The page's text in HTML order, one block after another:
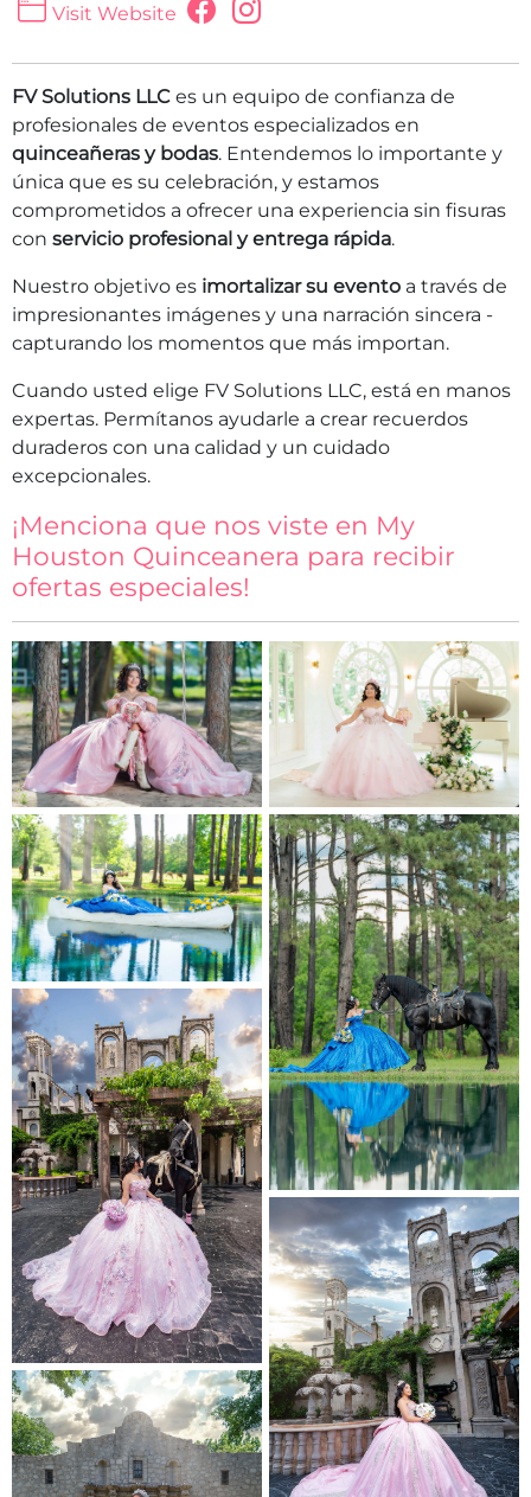
Visit Website
FV Solutions LLC es un equipo de confianza de
profesionales de eventos especializados en
quinceañeras y bodas. Entendemos lo importante y
única que es su celebración, y estamos
comprometidos a ofrecer una experiencia sin fisuras
con servicio profesional y entrega rápida.
Nuestro objetivo es imortalizar su evento a través de
impresionantes imágenes y una narración sincera -
capturando los momentos que más importan.
Cuando usted elige FV Solutions LLC, está en manos
expertas. Permítanos ayudarle a crear recuerdos
duraderos con una calidad y un cuidado
excepcionales.
¡Menciona que nos viste en My
Houston Quinceanera para recibir
ofertas especiales!